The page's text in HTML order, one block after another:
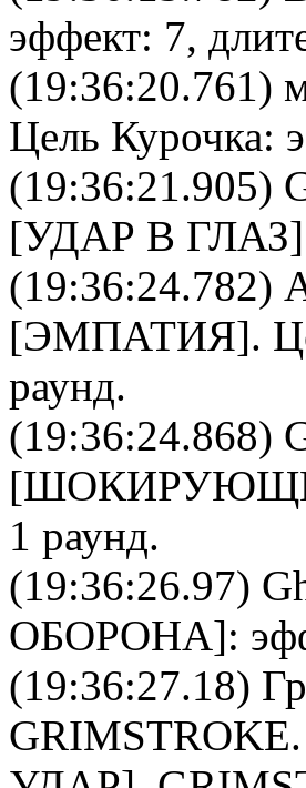
эффект: 7,
(19:36:20.761)
Цель Курочка:
(19:36:21.905)
[УДАР В ГЛАЗ
(19:36:24.782)
[ЭМПАТИЯ].
раунд.
(19:36:24.868)
[
1 раунд.
(19:36:26.97)
ОБОРОНА]:
(19:36:27.18)
GRIMSTROKE.